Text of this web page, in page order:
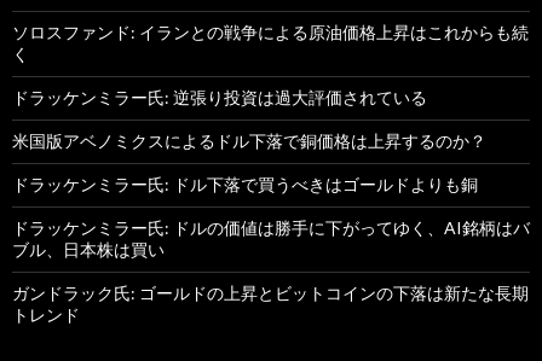
ソロスファンド: イランとの戦争による原油価格上昇はこれからも続
く
ドラッケンミラー氏: 逆張り投資は過大評価されている
米国版アベノミクスによるドル下落で銅価格は上昇するのか？
ドラッケンミラー氏: ドル下落で買うべきはゴールドよりも銅
ドラッケンミラー氏: ドルの価値は勝手に下がってゆく、AI銘柄はバ
ブル、日本株は買い
ガンドラック氏: ゴールドの上昇とビットコインの下落は新たな長期
トレンド